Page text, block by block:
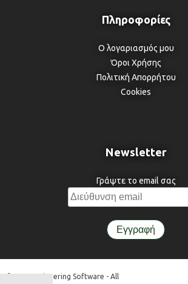
Ο λογαριασμός μου
Όροι Χρήσης
Πολιτική Απορρήτου
Cookies
Newsletter
Γράψτε το email σας
© 3DR Engineering Software - All